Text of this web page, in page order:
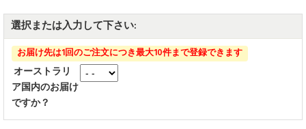
選択または入力して下さい:
お届け先は1回のご注文につき最大10件まで登録できます
オーストラリ
ア国内のお届け
ですか？